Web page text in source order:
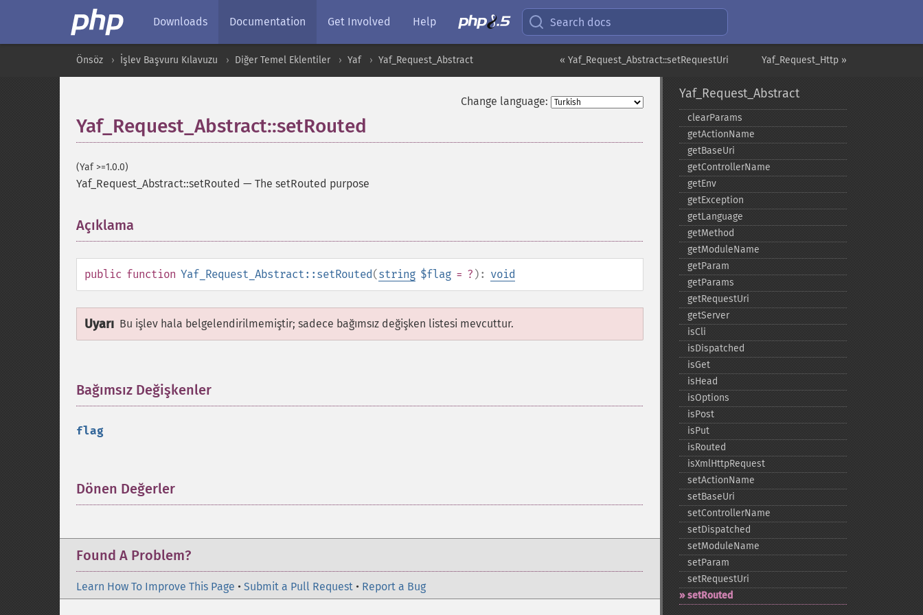
Downloads Documentation Get Involved Help Search docs
Yaf_Request_Http »
« Yaf_Request_Abstract::setRequestUri
Önsöz İşlev Başvuru Kılavuzu Diğer Temel Eklentiler Yaf Yaf_Request_Abstract
Change language:
Yaf_Request_Abstract::setRouted
(Yaf >=1.0.0)
Yaf_Request_Abstract::setRouted — The setRouted purpose
Açıklama
public function Yaf_Request_Abstract::setRouted(string $flag = ? ): void
Uyarı Bu işlev hala belgelendirilmemiştir; sadece bağımsız değişken listesi mevcuttur.
Bağımsız Değişkenler
flag
Dönen Değerler
Found A Problem?
Learn How To Improve This Page • Submit a Pull Request • Report a Bug
Yaf_Request_Abstract
clearParams
getActionName
getBaseUri
getControllerName
getEnv
getException
getLanguage
getMethod
getModuleName
getParam
getParams
getRequestUri
getServer
isCli
isDispatched
isGet
isHead
isOptions
isPost
isPut
isRouted
isXmlHttpRequest
setActionName
setBaseUri
setControllerName
setDispatched
setModuleName
setParam
setRequestUri
setRouted